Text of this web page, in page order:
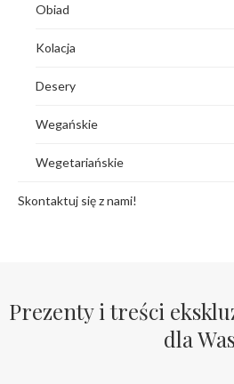
Obiad
Kolacja
Desery
Wegańskie
Wegetariańskie
Skontaktuj się z nami!
Prezenty i treści
dla